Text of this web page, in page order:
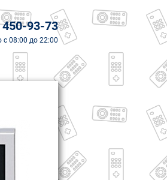
93-73
с 08:00 до 22:00